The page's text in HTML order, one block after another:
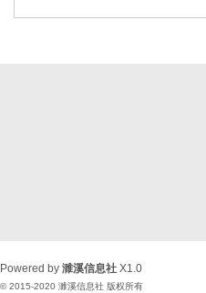
Powered by 濉溪信息社 X1.0
© 2015-2020 濉溪信息社 版权所有